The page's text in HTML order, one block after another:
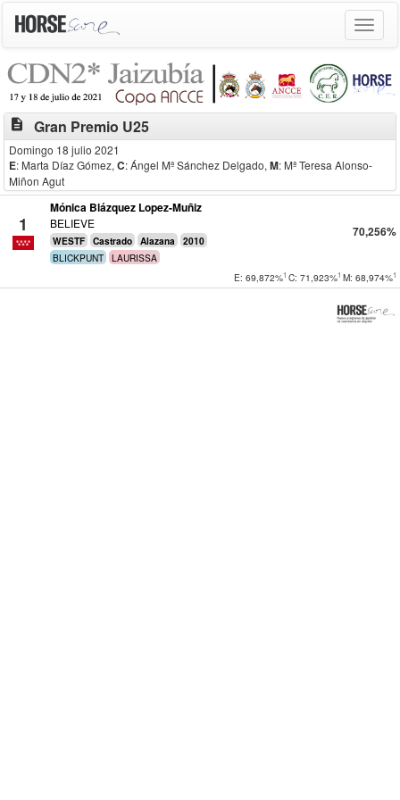
Toggle
description Gran Premio U25
Domingo 18 julio 2021
E: Marta Díaz Gómez, C: Ángel Mª Sánchez Delgado, M: Mª Teresa Alonso-
Miñon Agut
1
Mónica Blázquez Lopez-Muñiz
BELIEVE
WESTF Castrado Alazana 2010
BLICKPUNT LAURISSA
70,256%
E: 69,872%1 C: 71,923%1 M: 68,974%1